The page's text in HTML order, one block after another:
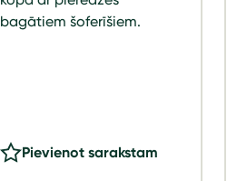
bagātiem šoferīšiem.
Pievienot sarakstam